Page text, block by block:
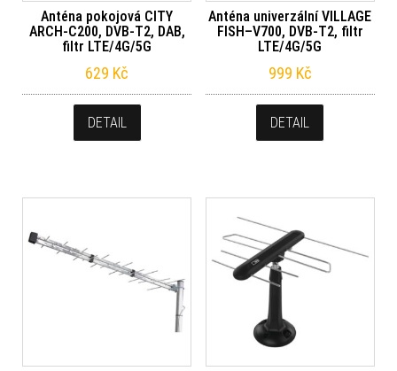
Anténa pokojová CITY
ARCH-C200, DVB-T2, DAB,
filtr LTE/4G/5G
629 Kč
DETAIL
Anténa univerzální VILLAGE
FISH–V700, DVB-T2, filtr
LTE/4G/5G
999 Kč
DETAIL